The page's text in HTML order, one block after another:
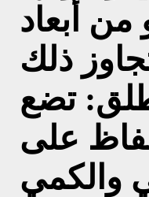
من أبعاد
تضع
على
والكمي